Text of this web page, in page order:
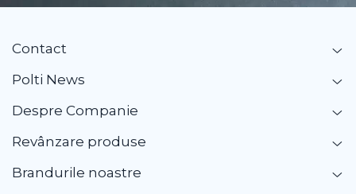
Contact
Polti News
Despre Companie
Revânzare produse
Brandurile noastre